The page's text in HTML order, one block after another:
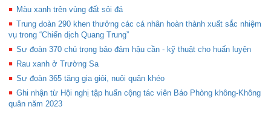
Màu xanh trên vùng đất sỏi đá
Trung đoàn 290 khen thưởng các cá nhân hoàn thành xuất sắc nhiệm
vụ trong “Chiến dịch Quang Trung”
Sư đoàn 370 chú trọng bảo đảm hậu cần - kỹ thuật cho huấn luyện
Rau xanh ở Trường Sa
Sư đoàn 365 tăng gia giỏi, nuôi quân khéo
Ghi nhận từ Hội nghị tập huấn cộng tác viên Báo Phòng không-Không
quân năm 2023